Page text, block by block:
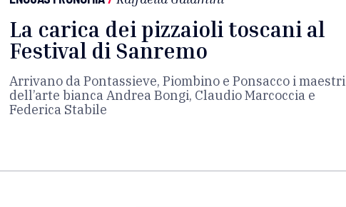
La carica dei pizzaioli toscani al
Festival di Sanremo
Arrivano da Pontassieve, Piombino e Ponsacco i maestri
dell’arte bianca Andrea Bongi, Claudio Marcoccia e
Federica Stabile